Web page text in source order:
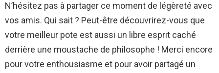
N’hésitez pas à partager ce moment de légèreté avec
vos amis. Qui sait ? Peut-être découvrirez-vous que
votre meilleur pote est aussi un libre esprit caché
derrière une moustache de philosophe ! Merci encore
pour votre enthousiasme et pour avoir partagé un